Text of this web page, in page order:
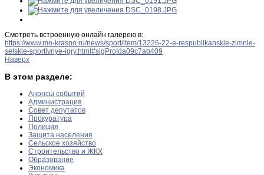
Смотреть встроенную онлайн галерею в:
https://www.mo-krasno.ru/news/sport/item/13226-22-e-respublikanskie-zimnie-
selskie-sportivnye-igry.html#sigProIda09c7ab409
Наверх
В этом разделе:
Анонсы событий
Администрация
Совет депутатов
Прокуратура
Полиция
Защита населения
Сельское хозяйство
Строительство и ЖКХ
Образование
Экономика